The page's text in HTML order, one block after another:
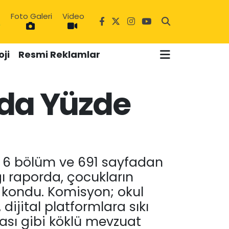
Foto Galeri Video
Resmi Reklamlar
Yüzde
bölüm ve 691 sayfadan
raporda, çocukların
kondu. Komisyon; okul
platformlara sıkı
gibi köklü mevzuat